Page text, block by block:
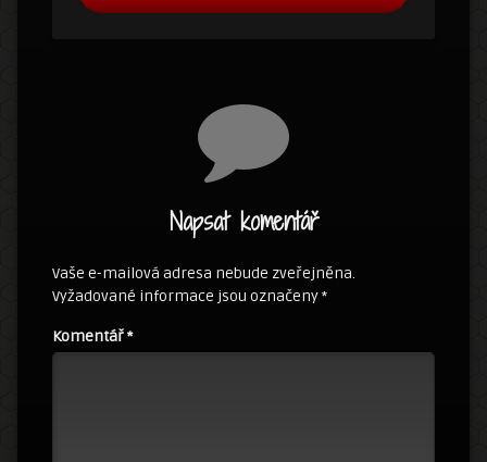
Napsat komentář
Vaše e-mailová adresa nebude zveřejněna.
Vyžadované informace jsou označeny*
Komentář*